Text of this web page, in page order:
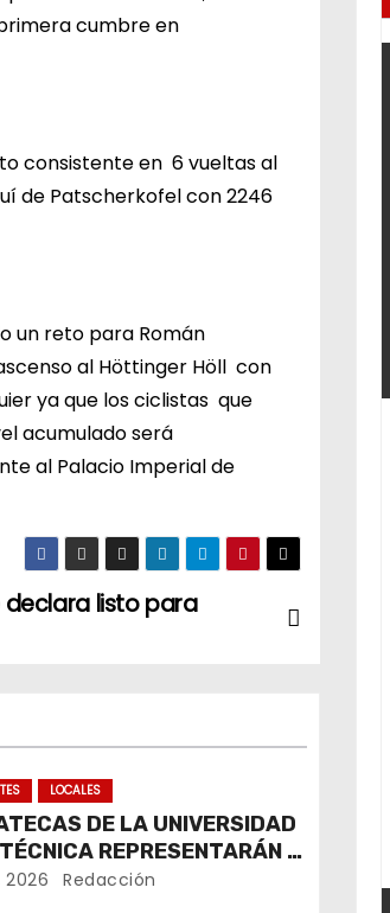
cumbre en
consistente en 6 vueltas al
de Patscherkofel con 2246
un reto para Román
al Höttinger Höll con
ya que los ciclistas que
acumulado será
al Palacio Imperial de
declara listo para
LOCALES
DE LA UNIVERSIDAD
REPRESENTARÁN A
EN RUMANÍA
2026 Redacción